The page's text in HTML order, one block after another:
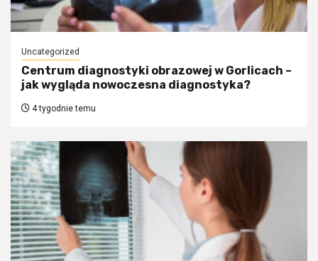
Uncategorized
Centrum diagnostyki obrazowej w Gorlicach –
jak wygląda nowoczesna diagnostyka?
4 tygodnie temu